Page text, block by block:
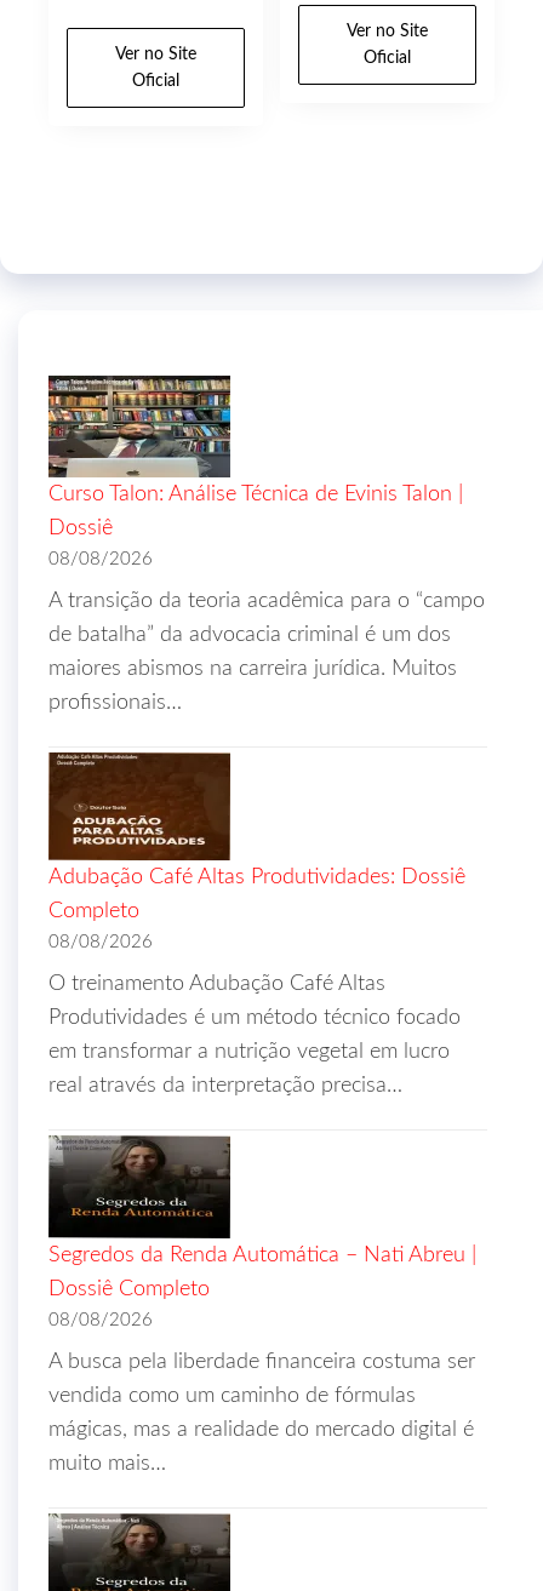
Ver no Site
Oficial
Ver no Site
Oficial
Curso Talon: Análise Técnica de Evinis Talon |
Dossiê
08/08/2026
A transição da teoria acadêmica para o “campo
de batalha” da advocacia criminal é um dos
maiores abismos na carreira jurídica. Muitos
profissionais…
Adubação Café Altas Produtividades: Dossiê
Completo
08/08/2026
O treinamento Adubação Café Altas
Produtividades é um método técnico focado
em transformar a nutrição vegetal em lucro
real através da interpretação precisa…
Segredos da Renda Automática – Nati Abreu |
Dossiê Completo
08/08/2026
A busca pela liberdade financeira costuma ser
vendida como um caminho de fórmulas
mágicas, mas a realidade do mercado digital é
muito mais…